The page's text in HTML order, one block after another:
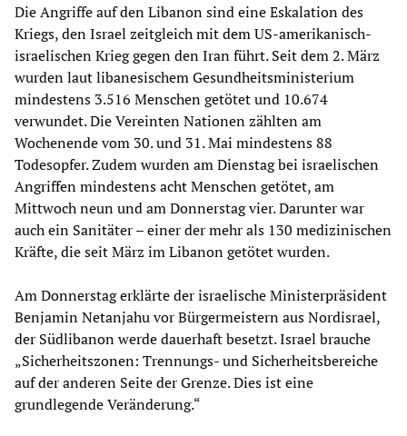
Die Angriffe auf den Libanon sind eine Eskalation des
Kriegs, den Israel zeitgleich mit dem US-amerikanisch-
israelischen Krieg gegen den Iran führt. Seit dem 2. März
wurden laut libanesischem Gesundheitsministerium
mindestens 3.516 Menschen getötet und 10.674
verwundet. Die Vereinten Nationen zählten am
Wochenende vom 30. und 31. Mai mindestens 88
Todesopfer. Zudem wurden am Dienstag bei israelischen
Angriffen mindestens acht Menschen getötet, am
Mittwoch neun und am Donnerstag vier. Darunter war
auch ein Sanitäter – einer der mehr als 130 medizinischen
Kräfte, die seit März im Libanon getötet wurden.
Am Donnerstag erklärte der israelische Ministerpräsident
Benjamin Netanjahu vor Bürgermeistern aus Nordisrael,
der Südlibanon werde dauerhaft besetzt. Israel brauche
„Sicherheitszonen: Trennungs- und Sicherheitsbereiche
auf der anderen Seite der Grenze. Dies ist eine
grundlegende Veränderung.“